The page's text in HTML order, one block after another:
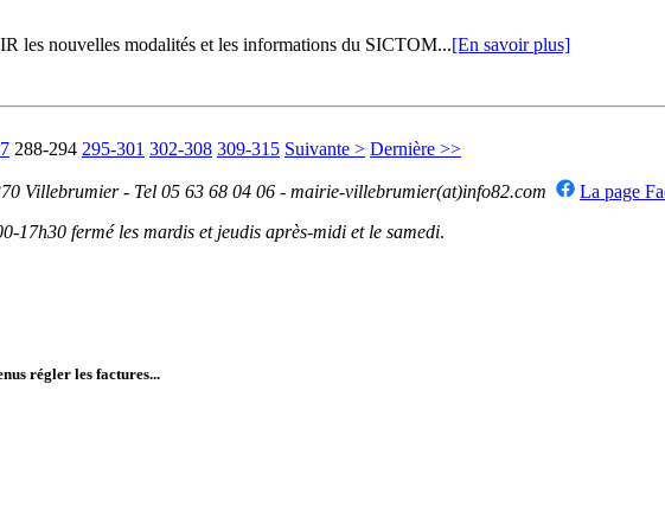
les nouvelles modalités et les informations du SICTOM...[En savoir plus]
288-294 295-301 302-308 309-315 Suivante > Dernière >>
Villebrumier - Tel 05 63 68 04 06 - mairie-villebrumier(at)info82.com
La page
17h30 fermé les mardis et jeudis après-midi et le samedi.
régler les factures...